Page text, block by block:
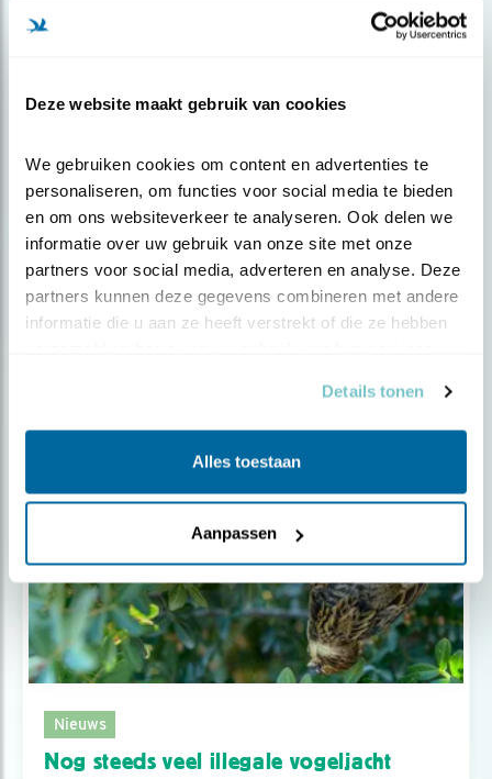
Deze website maakt gebruik van cookies
We gebruiken cookies om content en advertenties te
personaliseren, om functies voor social media te bieden
en om ons websiteverkeer te analyseren. Ook delen we
informatie over uw gebruik van onze site met onze
partners voor social media, adverteren en analyse. Deze
partners kunnen deze gegevens combineren met andere
informatie die u aan ze heeft verstrekt of die ze hebben
Details tonen
Alles toestaan
Aanpassen
Nieuws
Vergunning garnalenvisserij, zonder
toek..
Nieuws
Nog steeds veel illegale vogeljacht